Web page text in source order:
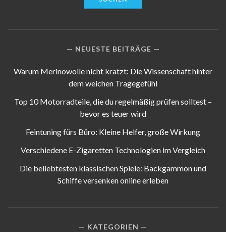
NEUESTE BEITRÄGE
Warum Merinowolle nicht kratzt: Die Wissenschaft hinter
dem weichen Tragegefühl
Top 10 Motorradteile, die du regelmäßig prüfen solltest –
bevor es teuer wird
Feintuning fürs Büro: Kleine Helfer, große Wirkung
Verschiedene E-Zigaretten Technologien im Vergleich
Die beliebtesten klassischen Spiele: Backgammon und
Schiffe versenken online erleben
KATEGORIEN